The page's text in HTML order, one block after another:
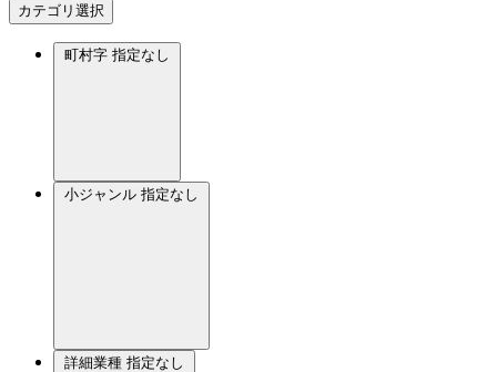
カテゴリ選択
町村字 指定なし
小ジャンル 指定なし
詳細業種 指定なし